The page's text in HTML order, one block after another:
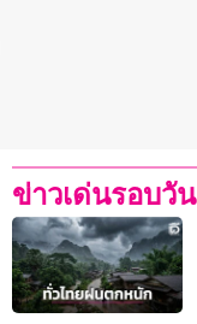
ข่าวเด่นรอบวัน